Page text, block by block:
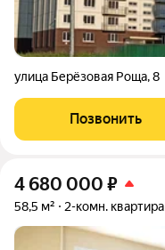
улица Берёзовая Роща,8
Позвонить
4 680 000 ₽
58,5 м² 2-комн. квартира